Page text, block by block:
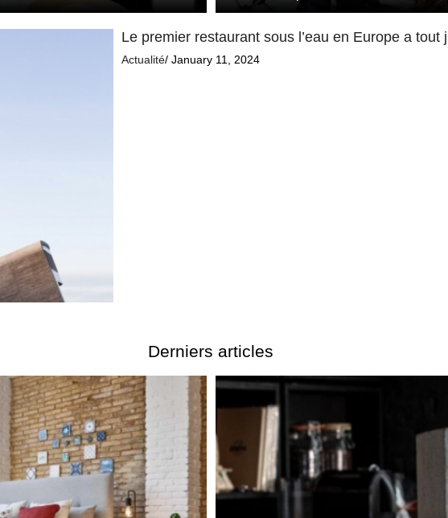
Le premier restaurant sous l’eau en Europe a tout
Actualité/ January 11, 2024
Derniers articles